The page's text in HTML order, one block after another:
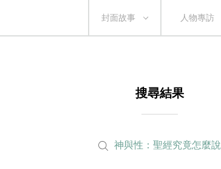
封面故事 人物專訪
搜尋結果
神與性：聖經究竟怎麼說